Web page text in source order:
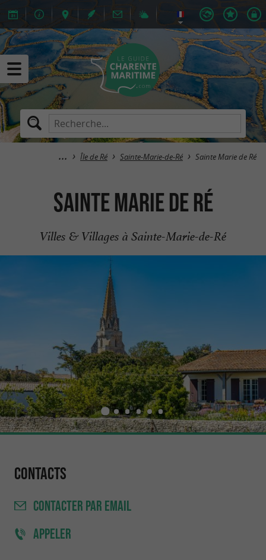
Île de Ré Sainte-Marie-de-Ré Sainte Marie de Ré
Sainte Marie de Ré
Villes & Villages à Sainte-Marie-de-Ré
Contacts
CONTACTER PAR EMAIL
APPELER